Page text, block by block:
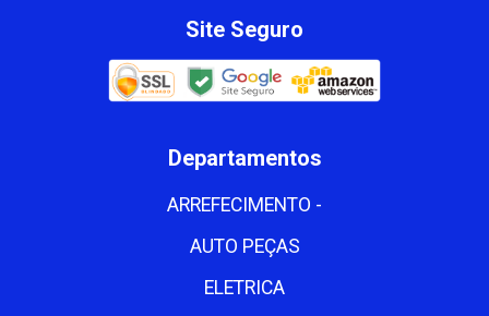
Site Seguro
Departamentos
ARREFECIMENTO -
AUTO PEÇAS
ELETRICA